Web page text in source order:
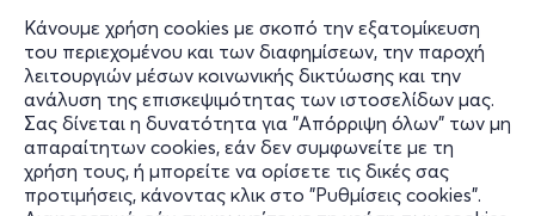
Κάνουμε χρήση cookies με σκοπό την εξατομίκευση
του περιεχομένου και των διαφημίσεων, την παροχή
λειτουργιών μέσων κοινωνικής δικτύωσης και την
ανάλυση της επισκεψιμότητας των ιστοσελίδων μας.
Σας δίνεται η δυνατότητα για "Απόρριψη όλων" των μη
απαραίτητων cookies, εάν δεν συμφωνείτε με τη
χρήση τους, ή μπορείτε να ορίσετε τις δικές σας
προτιμήσεις, κάνοντας κλικ στο "Ρυθμίσεις cookies".